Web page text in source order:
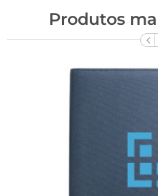
Produtos